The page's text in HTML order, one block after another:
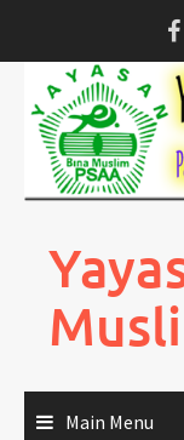
content
Main Menu